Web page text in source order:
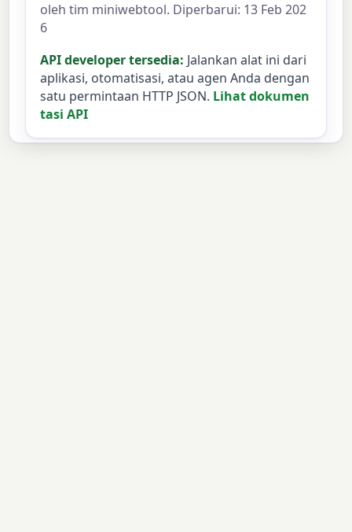
oleh tim miniwebtool. Diperbarui: 13 Feb 202
6
API developer tersedia: Jalankan alat ini dari
aplikasi, otomatisasi, atau agen Anda dengan
satu permintaan HTTP JSON. Lihat dokumen
tasi API